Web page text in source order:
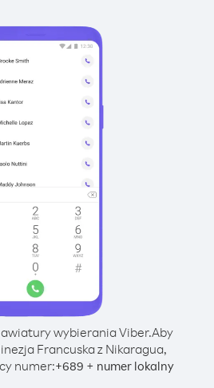
wybierania Viber.Aby
Francuska z Nikaragua,
numer:+689 + numer lokalny